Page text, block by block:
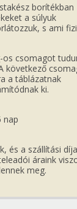
borítékban
a súlyuk
s ami
os csomagot
következő
a táblázatnak
ki.
nap
és a szállítási
áraink
meg.